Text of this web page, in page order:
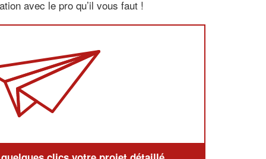
avec le pro qu’il vous faut !